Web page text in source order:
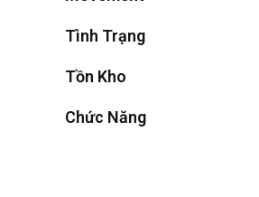
Tình Trạng
Tồn Kho
Chức Năng